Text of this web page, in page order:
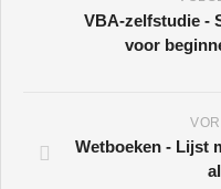
VBA-zelfstudie -
voor
Wetboeken - Lijst